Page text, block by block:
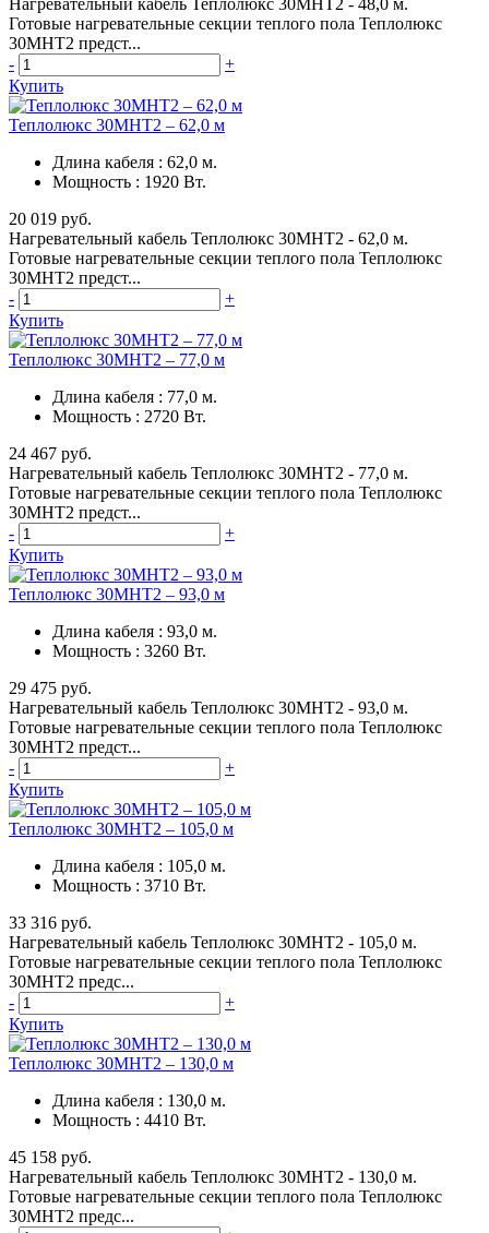
Нагревательный кабель Теплолюкс 30МНТ2 - 48,0 м.
Готовые нагревательные секции теплого пола Теплолюкс
30МНТ2 предст...
-
+
Купить
Теплолюкс 30МНТ2 – 62,0 м
Длина кабеля : 62,0 м.
Мощность : 1920 Вт.
20 019 руб.
Нагревательный кабель Теплолюкс 30МНТ2 - 62,0 м.
Готовые нагревательные секции теплого пола Теплолюкс
30МНТ2 предст...
-
+
Купить
Теплолюкс 30МНТ2 – 77,0 м
Длина кабеля : 77,0 м.
Мощность : 2720 Вт.
24 467 руб.
Нагревательный кабель Теплолюкс 30МНТ2 - 77,0 м.
Готовые нагревательные секции теплого пола Теплолюкс
30МНТ2 предст...
-
+
Купить
Теплолюкс 30МНТ2 – 93,0 м
Длина кабеля : 93,0 м.
Мощность : 3260 Вт.
29 475 руб.
Нагревательный кабель Теплолюкс 30МНТ2 - 93,0 м.
Готовые нагревательные секции теплого пола Теплолюкс
30МНТ2 предст...
-
+
Купить
Теплолюкс 30МНТ2 – 105,0 м
Длина кабеля : 105,0 м.
Мощность : 3710 Вт.
33 316 руб.
Нагревательный кабель Теплолюкс 30МНТ2 - 105,0 м.
Готовые нагревательные секции теплого пола Теплолюкс
30МНТ2 предс...
-
+
Купить
Теплолюкс 30МНТ2 – 130,0 м
Длина кабеля : 130,0 м.
Мощность : 4410 Вт.
45 158 руб.
Нагревательный кабель Теплолюкс 30МНТ2 - 130,0 м.
Готовые нагревательные секции теплого пола Теплолюкс
30МНТ2 предс...